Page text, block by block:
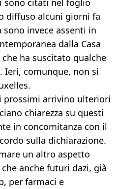
sono citati nel foglio
diffuso alcuni giorni fa
invece assenti in
dalla Casa
ha suscitato qualche
Ieri, comunque, non si
prossimi arrivino ulteriori
chiarezza su questi
in concomitanza con il
sulla dichiarazione.
un altro aspetto
che anche futuri dazi, già
per farmaci e